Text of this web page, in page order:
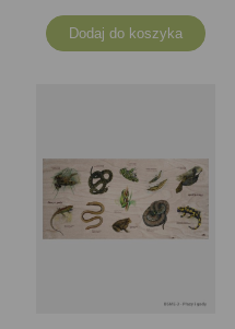
Dodaj do koszyka